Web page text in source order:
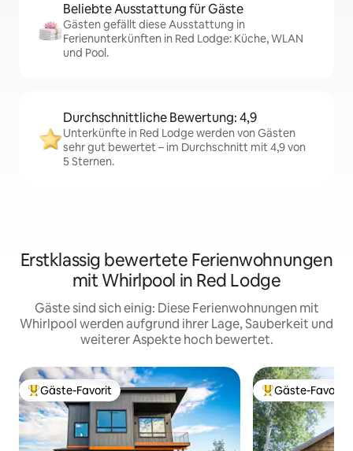
Beliebte Ausstattung für Gäste
Gästen gefällt diese Ausstattung in
Ferienunterkünften in Red Lodge: Küche, WLAN
und Pool.
Durchschnittliche Bewertung: 4,9
Unterkünfte in Red Lodge werden von Gästen
sehr gut bewertet – im Durchschnitt mit 4,9 von
5 Sternen.
Erstklassig bewertete Ferienwohnungen
mit Whirlpool in Red Lodge
Gäste sind sich einig: Diese Ferienwohnungen mit
Whirlpool werden aufgrund ihrer Lage, Sauberkeit und
weiterer Aspekte hoch bewertet.
Beliebter Gäste-Favorit.
Gäste-Favorit Beliebter Gäste-
Gäste-Favorit